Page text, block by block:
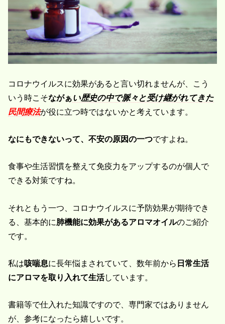
コロナウイルスに効果があると言い切れませんが、こう
いう時こそながぁ い歴史の中で脈々と受け継がれてきた
民間療法が役に立つ時ではないかと考えています。
なにもできないって、不安の原因の一つですよね。
食事や生活習慣を整えて免疫力をアップするのが個人で
できる対策ですね。
それともう一つ、コロナウイルスに予防効果が期待でき
る、基本的に肺機能に効果があるアロマオイルのご紹介
です。
私は咳喘息に長年悩まされていて、数年前から 日常生活
にアロマを取り入れて生活しています。
書籍等で仕入れた知識ですので、専門家ではありません
が、参考になったら嬉しいです。